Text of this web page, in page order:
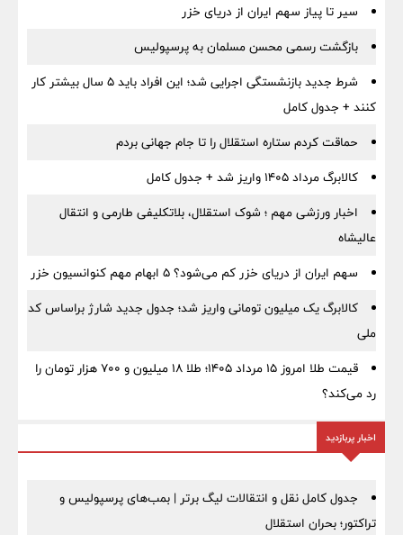
سیر تا پیاز سهم ایران از دریای خزر
بازگشت رسمی محسن مسلمان به پرسپولیس
شرط جدید بازنشستگی اجرایی شد؛ این افراد باید ۵ سال بیشتر کار
کنند + جدول کامل
حماقت کردم ستاره استقلال را تا جام جهانی بردم
کالابرگ مرداد ۱۴۰۵ واریز شد + جدول کامل
اخبار ورزشی مهم ؛ شوک استقلال، بلاتکلیفی طارمی و انتقال
عالیشاه
سهم ایران از دریای خزر کم می‌شود؟ ۵ ابهام مهم کنوانسیون خزر
کالابرگ یک میلیون تومانی واریز شد؛ جدول جدید شارژ براساس کد
ملی
قیمت طلا امروز ۱۵ مرداد ۱۴۰۵؛ طلا ۱۸ میلیون و ۷۰۰ هزار تومان را
رد می‌کند؟
اخبار پربازدید
جدول کامل نقل و انتقالات لیگ برتر | بمب‌های پرسپولیس و
تراکتور؛ بحران استقلال